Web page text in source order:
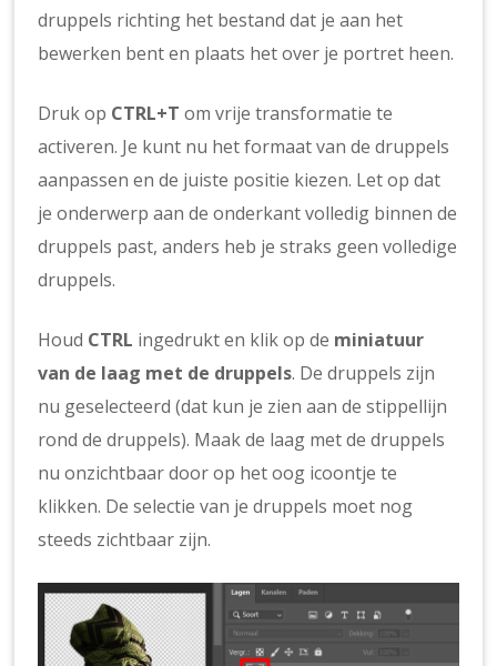
druppels richting het bestand dat je aan het
bewerken bent en plaats het over je portret heen.
Druk op CTRL+T om vrije transformatie te
activeren. Je kunt nu het formaat van de druppels
aanpassen en de juiste positie kiezen. Let op dat
je onderwerp aan de onderkant volledig binnen de
druppels past, anders heb je straks geen volledige
druppels.
Houd CTRL ingedrukt en klik op de miniatuur
van de laag met de druppels. De druppels zijn
nu geselecteerd (dat kun je zien aan de stippellijn
rond de druppels). Maak de laag met de druppels
nu onzichtbaar door op het oog icoontje te
klikken. De selectie van je druppels moet nog
steeds zichtbaar zijn.